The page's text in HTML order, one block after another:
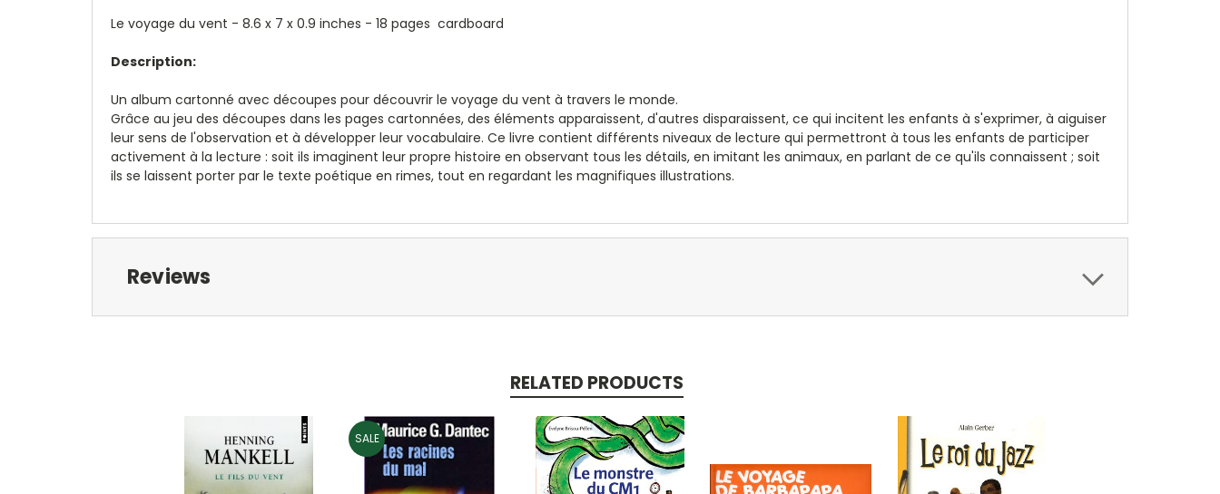
Le voyage du vent - 8.6 x 7 x 0.9 inches - 18 pages cardboard
Description:
Un album cartonné avec découpes pour découvrir le voyage du vent à travers le monde.
Grâce au jeu des découpes dans les pages cartonnées, des éléments apparaissent, d'autres disparaissent, ce qui incitent les enfants à s'exprimer, à aiguiser
leur sens de l'observation et à développer leur vocabulaire. Ce livre contient différents niveaux de lecture qui permettront à tous les enfants de participer
activement à la lecture : soit ils imaginent leur propre histoire en observant tous les détails, en imitant les animaux, en parlant de ce qu'ils connaissent ; soit
ils se laissent porter par le texte poétique en rimes, tout en regardant les magnifiques illustrations.
Reviews
RELATED PRODUCTS
SALE